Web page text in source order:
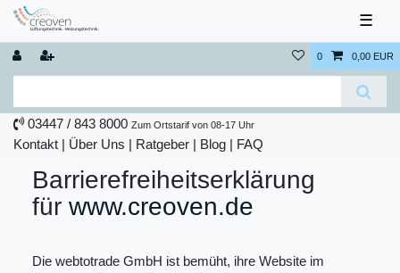
☰
0 0,00 EUR
03447 / 843 8000 Zum Ortstarif von 08-17 Uhr
Kontakt | Über Uns | Ratgeber | Blog | FAQ
Barrierefreiheitserklärung
für www.creoven.de
Die webtotrade GmbH ist bemüht, ihre Website im